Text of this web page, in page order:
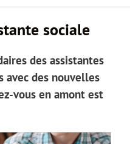
sociale
des assistantes
avec des nouvelles
vous en amont est